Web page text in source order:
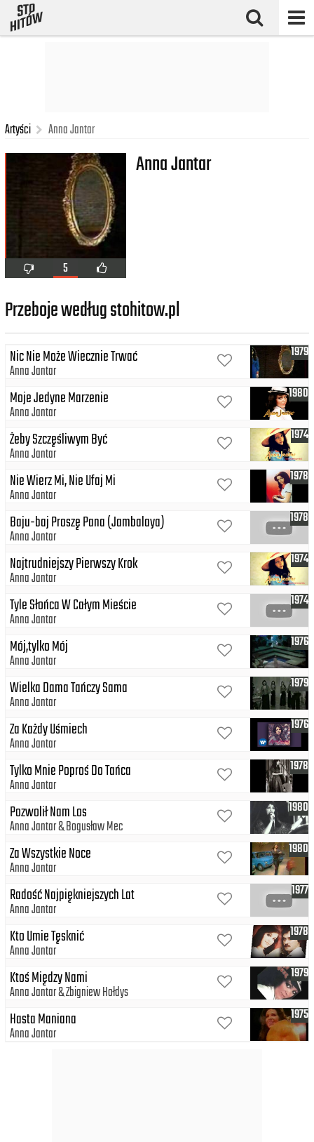
Artyści Anna Jantar
5
Anna Jantar
Przeboje według stohitow.pl
1979
Nic Nie Może Wiecznie Trwać
Anna Jantar
1980
Moje Jedyne Marzenie
Anna Jantar
1974
Żeby Szczęśliwym Być
Anna Jantar
1978
Nie Wierz Mi, Nie Ufaj Mi
Anna Jantar
1978
Baju-baj Proszę Pana (Jambalaya)
Anna Jantar
1974
Najtrudniejszy Pierwszy Krok
Anna Jantar
1974
Tyle Słońca W Całym Mieście
Anna Jantar
1976
Mój,tylko Mój
Anna Jantar
1979
Wielka Dama Tańczy Sama
Anna Jantar
1976
Za Każdy Uśmiech
Anna Jantar
1978
Tylko Mnie Poproś Do Tańca
Anna Jantar
1980
Pozwolił Nam Los
Anna Jantar Bogusław Mec
1980
Za Wszystkie Noce
Anna Jantar
1977
Radość Najpiękniejszych Lat
Anna Jantar
1978
Kto Umie Tęsknić
Anna Jantar
1979
Ktoś Między Nami
Anna Jantar Zbigniew Hołdys
1975
Hasta Maniana
Anna Jantar